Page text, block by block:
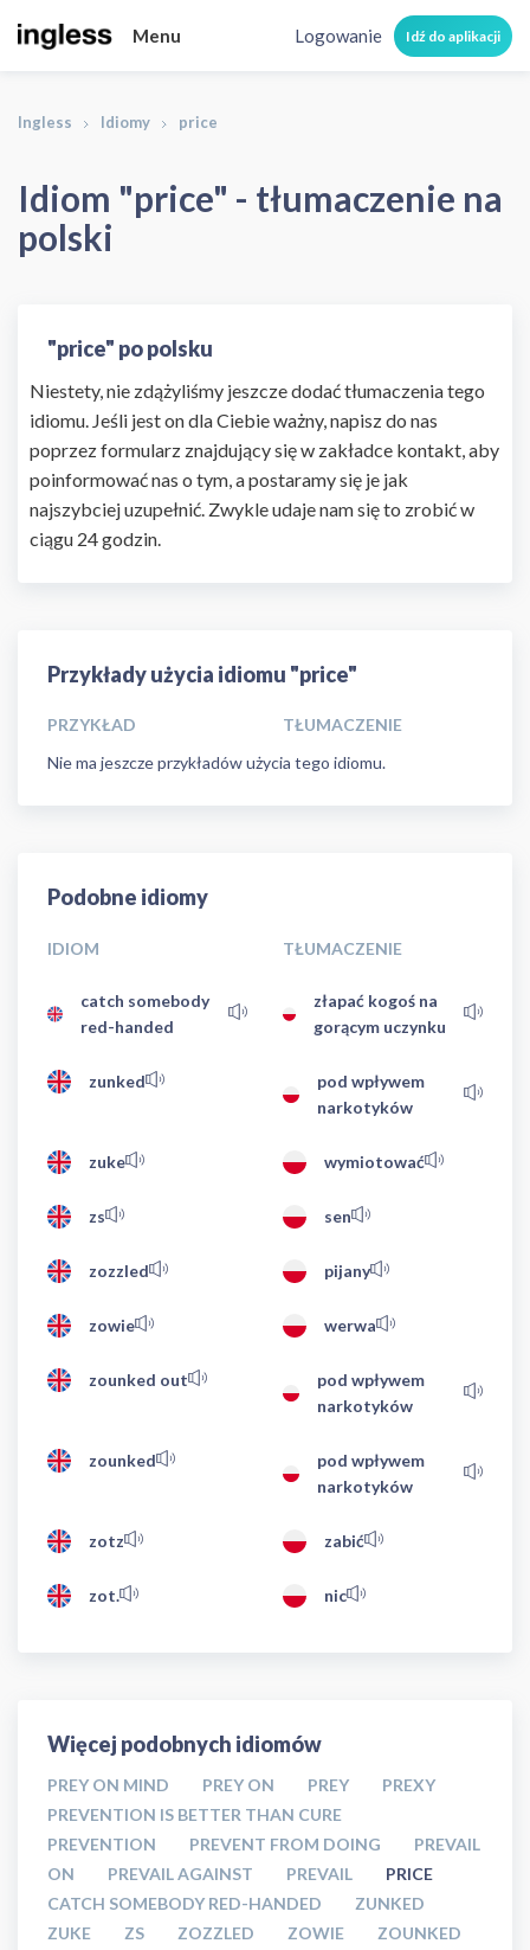
Menu Logowanie Idź do aplikacji
Ingless Idiomy price
Idiom "price" - tłumaczenie na
polski
"price" po polsku
Niestety, nie zdążyliśmy jeszcze dodać tłumaczenia tego
idiomu. Jeśli jest on dla Ciebie ważny, napisz do nas
poprzez formularz znajdujący się w zakładce kontakt, aby
poinformować nas o tym, a postaramy się je jak
najszybciej uzupełnić. Zwykle udaje nam się to zrobić w
ciągu 24 godzin.
Przykłady użycia idiomu "price"
PRZYKŁAD
TŁUMACZENIE
Nie ma jeszcze przykładów użycia tego idiomu.
Podobne idiomy
IDIOM TŁUMACZENIE
catch somebody
red-handed
złapać kogoś na
gorącym uczynku
zunked
pod wpływem
narkotyków
zuke wymiotować
zs sen
zozzled pijany
zowie werwa
zounked out
pod wpływem
narkotyków
zounked
pod wpływem
narkotyków
zotz zabić
zot. nic
Więcej podobnych idiomów
PREY ON MIND PREY ON PREY
PREXY
PREVENTION IS BETTER THAN CURE
PREVENTION
PREVENT FROM DOING
PREVAIL
ON
PREVAIL AGAINST PREVAIL
PRICE
CATCH SOMEBODY RED-HANDED
ZUNKED
ZUKE
ZS ZOZZLED ZOWIE
ZOUNKED